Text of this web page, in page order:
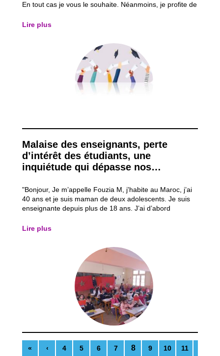
En tout cas je vous le souhaite. Néanmoins, je profite de
nous avons vécue, et plus spécialement à travers les
Lire plus
Malaise des enseignants, perte
d’intérêt des étudiants, une
inquiétude qui dépasse nos
"Bonjour, Je m’appelle Fouzia M, j'habite au Maroc, j’ai
40 ans et je suis maman de deux adolescents. Je suis
enseignante depuis plus de 18 ans. J’ai d’abord
Nador. Les conditions y sont assez difficiles. Beaucoup
Lire plus
« ‹ 4 5 6 7 8 9 10 11